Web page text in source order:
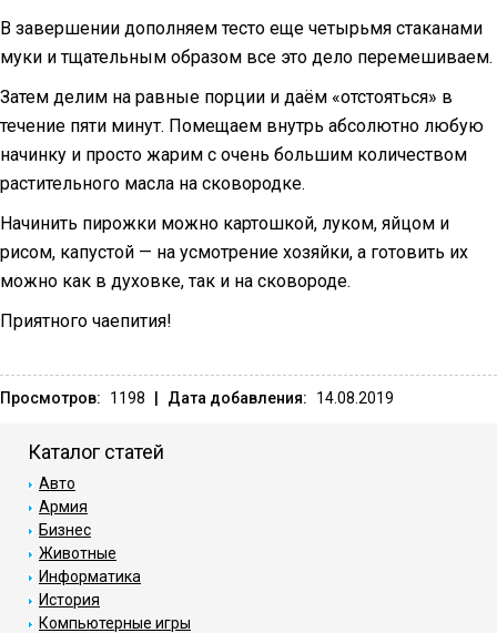
В завершении дополняем тесто еще четырьмя стаканами
муки и тщательным образом все это дело перемешиваем.
Затем делим на равные порции и даём «отстояться» в
течение пяти минут. Помещаем внутрь абсолютно любую
начинку и просто жарим с очень большим количеством
растительного масла на сковородке.
Начинить пирожки можно картошкой, луком, яйцом и
рисом, капустой — на усмотрение хозяйки, а готовить их
можно как в духовке, так и на сковороде.
Приятного чаепития!
Просмотров: 1198 Дата добавления: 14.08.2019
Каталог статей
Авто
Армия
Бизнес
Животные
Информатика
История
Компьютерные игры